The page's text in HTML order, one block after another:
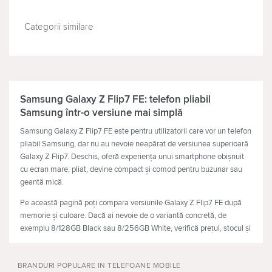
Categorii similare
Samsung Galaxy Z Flip7 FE: telefon pliabil
Samsung într-o versiune mai simplă
Samsung Galaxy Z Flip7 FE este pentru utilizatorii care vor un telefon
pliabil Samsung, dar nu au nevoie neapărat de versiunea superioară
Galaxy Z Flip7. Deschis, oferă experiența unui smartphone obișnuit
cu ecran mare; pliat, devine compact și comod pentru buzunar sau
geantă mică.
Pe această pagină poți compara versiunile Galaxy Z Flip7 FE după
memorie și culoare. Dacă ai nevoie de o variantă concretă, de
exemplu 8/128GB Black sau 8/256GB White, verifică prețul, stocul și
caracteristicile versiunii alese.
Cui i se potrivește Galaxy Z Flip7 FE
BRANDURI POPULARE IN TELEFOANE MOBILE